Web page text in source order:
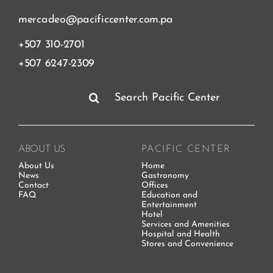
mercadeo@pacificcenter.com.pa
+507 310-2701
+507 6247-2309
for:
ABOUT US
About Us
News
Contact
FAQ
PACIFIC CENTER
Home
Gastronomy
Offices
Education and
Entertainment
Hotel
Services and Amenities
Hospital and Health
Stores and Convenience